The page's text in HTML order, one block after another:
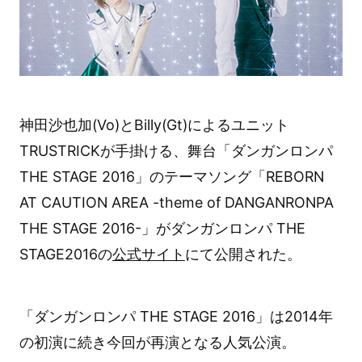
神田沙也加(Vo)とBilly(Gt)によるユニット
TRUSTRICKが手掛ける、舞台「ダンガンロンパ
THE STAGE 2016」のテーマソング「REBORN
AT CAUTION AREA -theme of DANGANRONPA
THE STAGE 2016-」がダンガンロンパ THE
STAGE2016の公式サイト にて公開された。
「ダンガンロンパ THE STAGE 2016」は2014年
の初演に続き今回が再演となる人気公演。